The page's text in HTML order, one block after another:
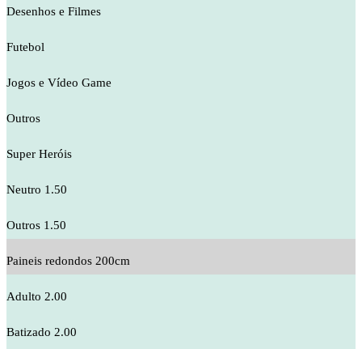
Desenhos e Filmes
Futebol
Jogos e Vídeo Game
Outros
Super Heróis
Neutro 1.50
Outros 1.50
Paineis redondos 200cm
Adulto 2.00
Batizado 2.00